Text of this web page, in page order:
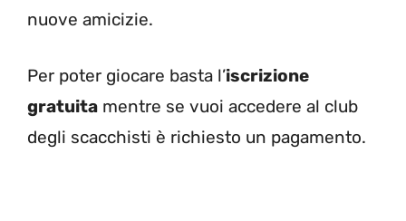
nuove amicizie.
Per poter giocare basta l’iscrizione
gratuita mentre se vuoi accedere al club
degli scacchisti è richiesto un pagamento.